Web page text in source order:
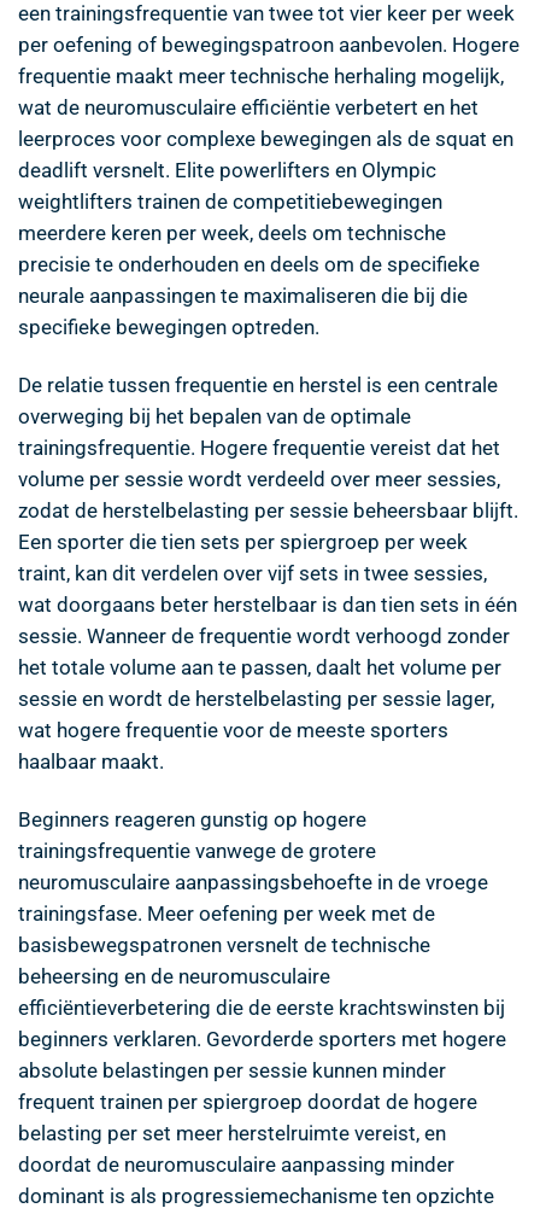
een trainingsfrequentie van twee tot vier keer per week
per oefening of bewegingspatroon aanbevolen. Hogere
frequentie maakt meer technische herhaling mogelijk,
wat de neuromusculaire efficiëntie verbetert en het
leerproces voor complexe bewegingen als de squat en
deadlift versnelt. Elite powerlifters en Olympic
weightlifters trainen de competitiebewegingen
meerdere keren per week, deels om technische
precisie te onderhouden en deels om de specifieke
neurale aanpassingen te maximaliseren die bij die
specifieke bewegingen optreden.
De relatie tussen frequentie en herstel is een centrale
overweging bij het bepalen van de optimale
trainingsfrequentie. Hogere frequentie vereist dat het
volume per sessie wordt verdeeld over meer sessies,
zodat de herstelbelasting per sessie beheersbaar blijft.
Een sporter die tien sets per spiergroep per week
traint, kan dit verdelen over vijf sets in twee sessies,
wat doorgaans beter herstelbaar is dan tien sets in één
sessie. Wanneer de frequentie wordt verhoogd zonder
het totale volume aan te passen, daalt het volume per
sessie en wordt de herstelbelasting per sessie lager,
wat hogere frequentie voor de meeste sporters
haalbaar maakt.
Beginners reageren gunstig op hogere
trainingsfrequentie vanwege de grotere
neuromusculaire aanpassingsbehoefte in de vroege
trainingsfase. Meer oefening per week met de
basisbewegspatronen versnelt de technische
beheersing en de neuromusculaire
efficiëntieverbetering die de eerste krachtswinsten bij
beginners verklaren. Gevorderde sporters met hogere
absolute belastingen per sessie kunnen minder
frequent trainen per spiergroep doordat de hogere
belasting per set meer herstelruimte vereist, en
doordat de neuromusculaire aanpassing minder
dominant is als progressiemechanisme ten opzichte